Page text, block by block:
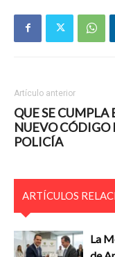
Artículo anterior
QUE SE CUMPLA
NUEVO CÓDIGO
POLICÍA
ARTÍCULOS
La